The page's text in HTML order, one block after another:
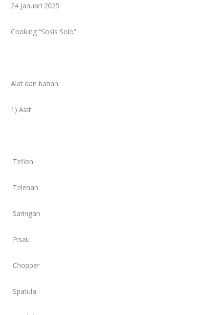
24 Januari 2025
Cooking “Sosis Solo”
Alat dan bahan:
1) Alat
Teflon
Telenan
Saringan
Pisau
Chopper
Spatula